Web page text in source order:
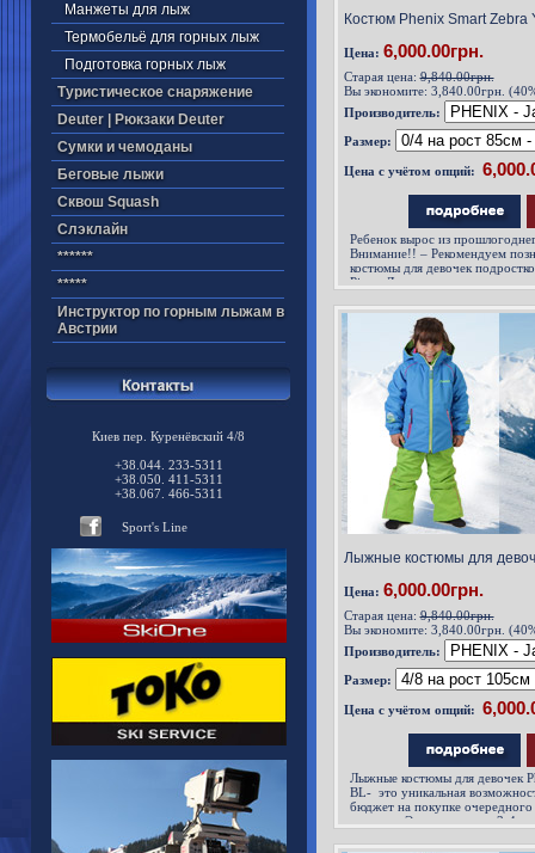
Манжеты для лыж
Термобельё для горных лыж
Подготовка горных лыж
Туристическое снаряжение
Deuter | Рюкзаки Deuter
Cумки и чемоданы
Беговые лыжи
Cквош Squash
Cлэклайн
******
*****
Инструктор по горным лыжам в
Австрии
Киев пер. Куренёвский 4/8
+38.044. 233-5311
+38.050. 411-5311
+38.067. 466-5311
Sport's Line
Костюм Phenix Smart Zebra
Цена: 6,000.00грн.
Старая цена:9,840.00грн.
Вы экономите: 3,840.00грн.
Производитель:
Размер:
Цена с учётом опций:
Ребенок вырос из
Внимание!! – Рекомендуем
костюмы для девочек
Piece. Детские горнолыжные
Лыжные костюмы для
Цена: 6,000.00грн.
Старая цена:9,840.00грн.
Вы экономите: 3,840.00грн.
Производитель:
Размер:
Цена с учётом опций:
Лыжные костюмы для девочек
BL- это уникальная
бюджет на покупке
костюма. Это покупка на 3-4